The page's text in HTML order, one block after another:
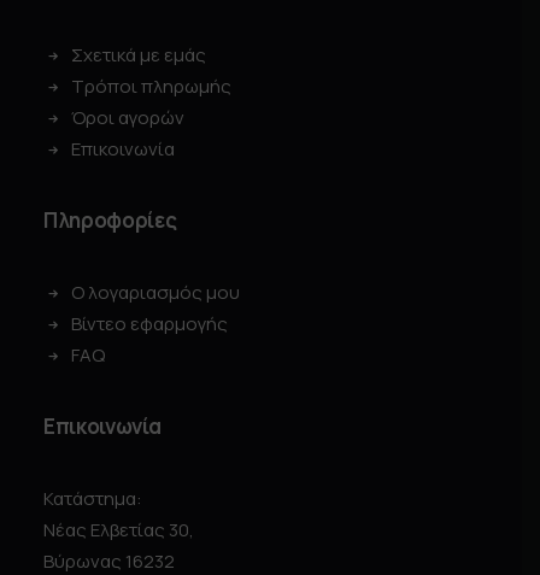
Σχετικά με εμάς
Τρόποι πληρωμής
Όροι αγορών
Επικοινωνία
Πληροφορίες
Ο λογαριασμός μου
Βίντεο εφαρμογής
FAQ
Επικοινωνία
Κατάστημα:
Νέας Ελβετίας 30,
Βύρωνας 16232